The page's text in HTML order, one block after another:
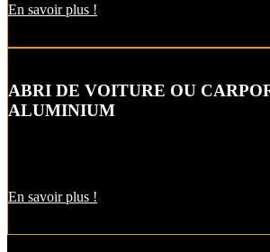
En savoir plus !
ABRI DE VOITURE OU
ALUMINIUM
En savoir plus !